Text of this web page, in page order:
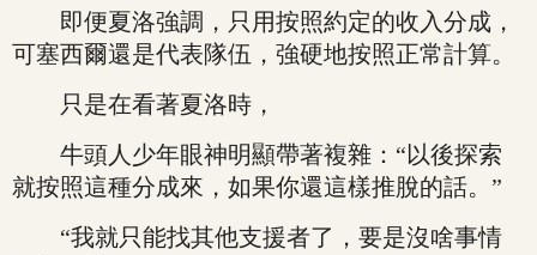
即便夏洛強調，只用按照約定的收入分成，
可塞西爾還是代表隊伍，強硬地按照正常計算。
只是在看著夏洛時，
牛頭人少年眼神明顯帶著複雜：“以後探索
就按照這種分成來，如果你還這樣推脫的話。”
“我就只能找其他支援者了，要是沒啥事情